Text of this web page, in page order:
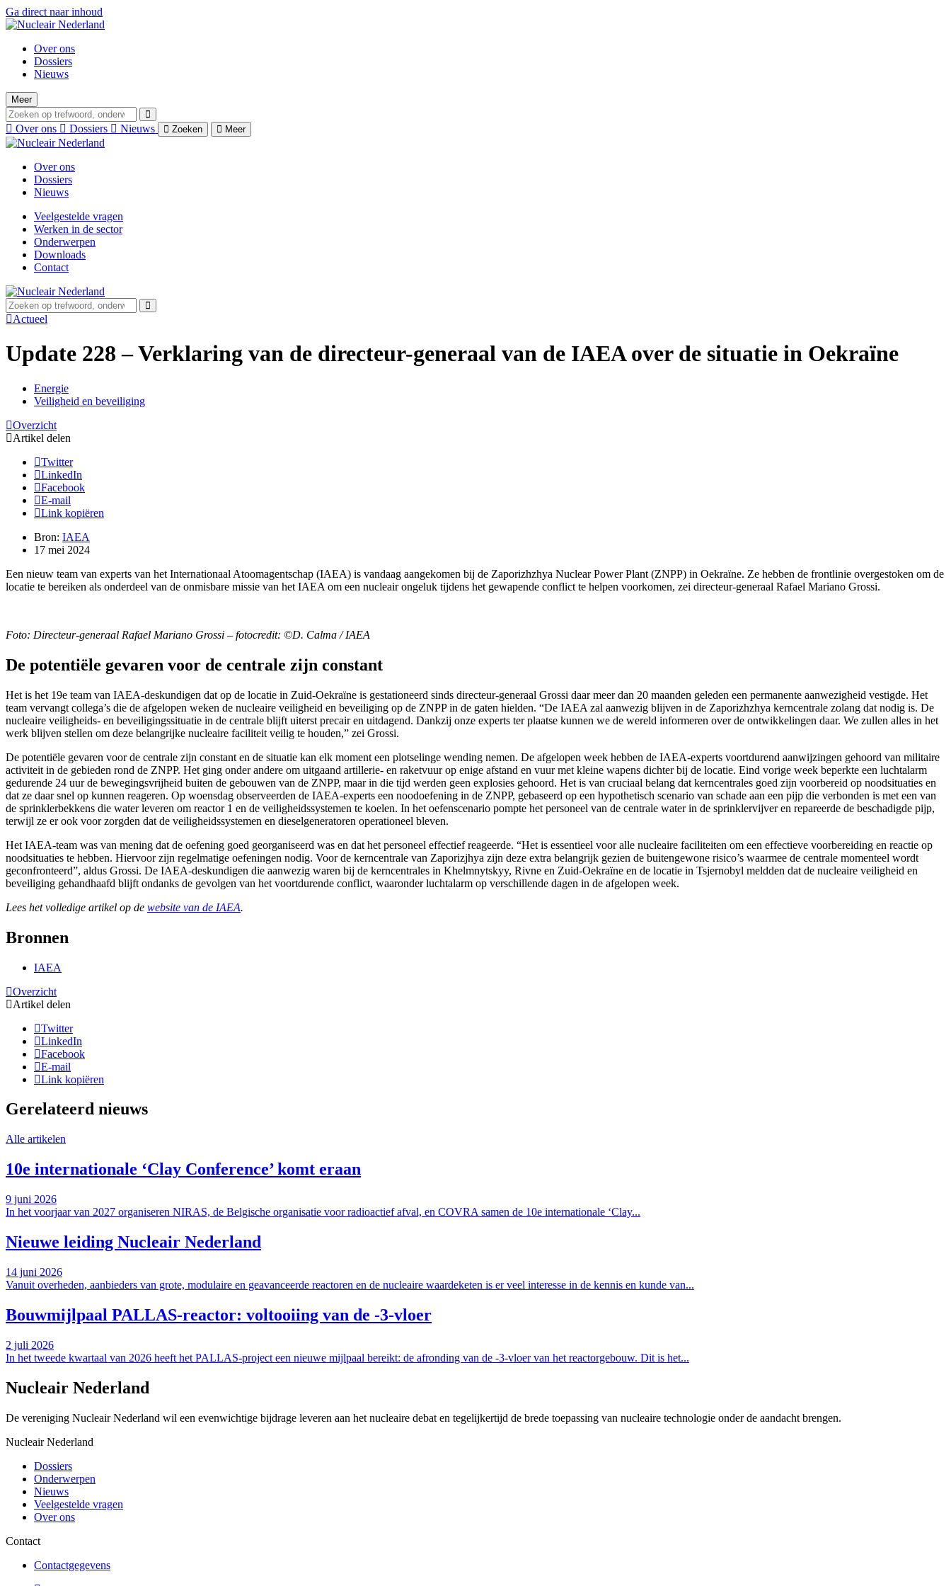
Ga direct naar inhoud
Over ons
Dossiers
Nieuws
Meer
Over ons Dossiers Nieuws Zoeken Meer
Over ons
Dossiers
Nieuws
Veelgestelde vragen
Werken in de sector
Onderwerpen
Downloads
Contact
Actueel
Update 228 – Verklaring van de directeur-generaal van de IAEA over de situatie in Oekraïne
Energie
Veiligheid en beveiliging
Overzicht
Artikel delen
Twitter
LinkedIn
Facebook
E-mail
Link kopiëren
Bron: IAEA
17 mei 2024
Een nieuw team van experts van het Internationaal Atoomagentschap (IAEA) is vandaag aangekomen bij de Zaporizhzhya Nuclear Power Plant (ZNPP) in Oekraïne. Ze hebben de frontlinie overgestoken om de
locatie te bereiken als onderdeel van de onmisbare missie van het IAEA om een nucleair ongeluk tijdens het gewapende conflict te helpen voorkomen, zei directeur-generaal Rafael Mariano Grossi.
Foto: Directeur-generaal Rafael Mariano Grossi – fotocredit: ©D. Calma / IAEA
De potentiële gevaren voor de centrale zijn constant
Het is het 19e team van IAEA-deskundigen dat op de locatie in Zuid-Oekraïne is gestationeerd sinds directeur-generaal Grossi daar meer dan 20 maanden geleden een permanente aanwezigheid vestigde. Het
team vervangt collega’s die de afgelopen weken de nucleaire veiligheid en beveiliging op de ZNPP in de gaten hielden. “De IAEA zal aanwezig blijven in de Zaporizhzhya kerncentrale zolang dat nodig is. De
nucleaire veiligheids- en beveiligingssituatie in de centrale blijft uiterst precair en uitdagend. Dankzij onze experts ter plaatse kunnen we de wereld informeren over de ontwikkelingen daar. We zullen alles in het
werk blijven stellen om deze belangrijke nucleaire faciliteit veilig te houden,” zei Grossi.
De potentiële gevaren voor de centrale zijn constant en de situatie kan elk moment een plotselinge wending nemen. De afgelopen week hebben de IAEA-experts voortdurend aanwijzingen gehoord van militaire
activiteit in de gebieden rond de ZNPP. Het ging onder andere om uitgaand artillerie- en raketvuur op enige afstand en vuur met kleine wapens dichter bij de locatie. Eind vorige week beperkte een luchtalarm
gedurende 24 uur de bewegingsvrijheid buiten de gebouwen van de ZNPP, maar in die tijd werden geen explosies gehoord. Het is van cruciaal belang dat kerncentrales goed zijn voorbereid op noodsituaties en
dat ze daar snel op kunnen reageren. Op woensdag observeerden de IAEA-experts een noodoefening in de ZNPP, gebaseerd op een hypothetisch scenario van schade aan een pijp die verbonden is met een van
de sprinklerbekkens die water leveren om reactor 1 en de veiligheidssystemen te koelen. In het oefenscenario pompte het personeel van de centrale water in de sprinklervijver en repareerde de beschadigde pijp,
terwijl ze er ook voor zorgden dat de veiligheidssystemen en dieselgeneratoren operationeel bleven.
Het IAEA-team was van mening dat de oefening goed georganiseerd was en dat het personeel effectief reageerde. “Het is essentieel voor alle nucleaire faciliteiten om een effectieve voorbereiding en reactie op
noodsituaties te hebben. Hiervoor zijn regelmatige oefeningen nodig. Voor de kerncentrale van Zaporizjhya zijn deze extra belangrijk gezien de buitengewone risico’s waarmee de centrale momenteel wordt
geconfronteerd”, aldus Grossi. De IAEA-deskundigen die aanwezig waren bij de kerncentrales in Khelmnytskyy, Rivne en Zuid-Oekraïne en de locatie in Tsjernobyl meldden dat de nucleaire veiligheid en
beveiliging gehandhaafd blijft ondanks de gevolgen van het voortdurende conflict, waaronder luchtalarm op verschillende dagen in de afgelopen week.
Lees het volledige artikel op de website van de IAEA.
Bronnen
IAEA
Overzicht
Artikel delen
Twitter
LinkedIn
Facebook
E-mail
Link kopiëren
Gerelateerd nieuws
Alle artikelen
10e internationale ‘Clay Conference’ komt eraan
9 juni 2026
In het voorjaar van 2027 organiseren NIRAS, de Belgische organisatie voor radioactief afval, en COVRA samen de 10e internationale ‘Clay...
Nieuwe leiding Nucleair Nederland
14 juni 2026
Vanuit overheden, aanbieders van grote, modulaire en geavanceerde reactoren en de nucleaire waardeketen is er veel interesse in de kennis en kunde van...
Bouwmijlpaal PALLAS-reactor: voltooiing van de -3-vloer
2 juli 2026
In het tweede kwartaal van 2026 heeft het PALLAS-project een nieuwe mijlpaal bereikt: de afronding van de -3-vloer van het reactorgebouw. Dit is het...
Nucleair Nederland
De vereniging Nucleair Nederland wil een evenwichtige bijdrage leveren aan het nucleaire debat en tegelijkertijd de brede toepassing van nucleaire technologie onder de aandacht brengen.
Nucleair Nederland
Dossiers
Onderwerpen
Nieuws
Veelgestelde vragen
Over ons
Contact
Contactgegevens